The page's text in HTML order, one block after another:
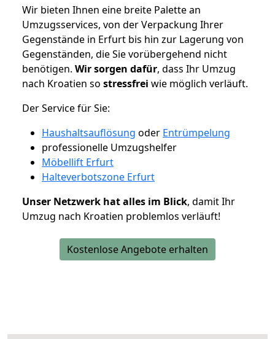
Wir bieten Ihnen eine breite Palette an
Umzugsservices, von der Verpackung Ihrer
Gegenstände in Erfurt bis hin zur Lagerung von
Gegenständen, die Sie vorübergehend nicht
benötigen. Wir sorgen dafür, dass Ihr Umzug
nach Kroatien so stressfrei wie möglich verläuft.
Der Service für Sie:
Haushaltsauflösung oder Entrümpelung
professionelle Umzugshelfer
Möbellift Erfurt
Halteverbotszone Erfurt
Unser Netzwerk hat alles im Blick, damit Ihr
Umzug nach Kroatien problemlos verläuft!
Kostenlose Angebote erhalten